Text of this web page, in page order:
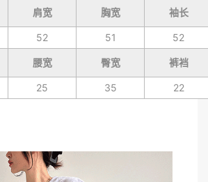
肩宽 胸宽 袖长
52 51 52
腰宽 臀宽 裤裆
25 35 22